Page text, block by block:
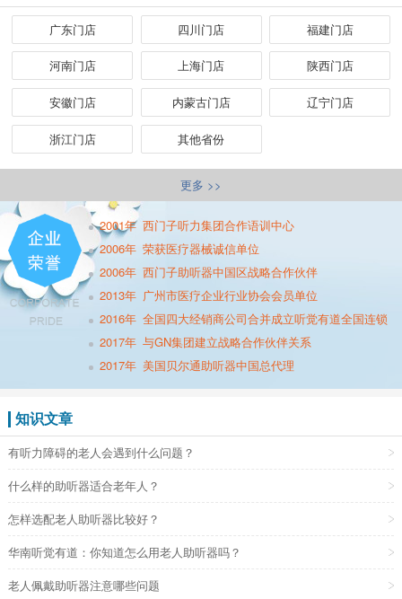
广东门店 四川门店 福建门店
河南门店 上海门店 陕西门店
安徽门店 内蒙古门店 辽宁门店
浙江门店 其他省份
更多 >>
2001年 西门子听力集团合作语训中心
2006年 荣获医疗器械诚信单位
2006年 西门子助听器中国区战略合作伙伴
2013年 广州市医疗企业行业协会会员单位
2016年 全国四大经销商公司合并成立听觉有道全国连锁
2017年 与GN集团建立战略合作伙伴关系
2017年 美国贝尔通助听器中国总代理
知识文章
有听力障碍的老人会遇到什么问题？
什么样的助听器适合老年人？
怎样选配老人助听器比较好？
华南听觉有道：你知道怎么用老人助听器吗？
老人佩戴助听器注意哪些问题